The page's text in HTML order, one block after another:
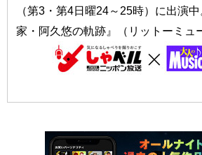
（第3・第4日曜24～25時）に出演
家・阿久悠の軌跡』（リットーミュ